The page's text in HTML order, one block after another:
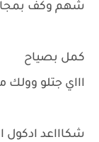
شهم وكف
كمل بصياح
اااي جتلو وولك
شكاااعد ادكول